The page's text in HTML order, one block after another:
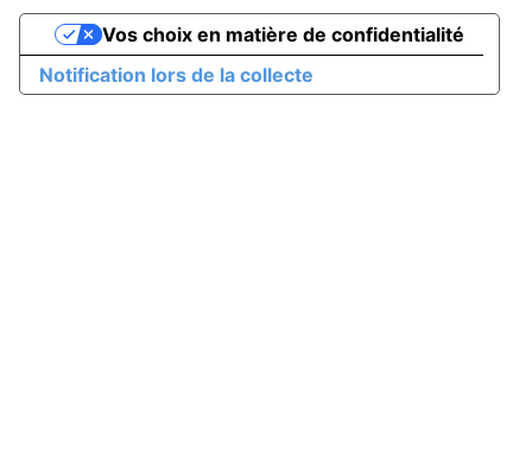
Notification lors de la collecte
Vos choix en matière de confidentialité